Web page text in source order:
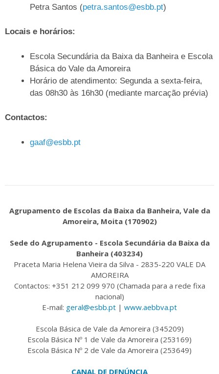
Petra Santos (petra.santos@esbb.pt)
Locais e horários:
Escola Secundária da Baixa da Banheira e Escola
Básica do Vale da Amoreira
Horário de atendimento: Segunda a sexta-feira,
das 08h30 às 16h30 (mediante marcação prévia)
Contactos:
gaaf@esbb.pt
Agrupamento de Escolas da Baixa da Banheira, Vale da
Amoreira, Moita (170902)
Sede do Agrupamento - Escola Secundária da Baixa da
Banheira (403234)
Praceta Maria Helena Vieira da Silva - 2835-220 VALE DA
AMOREIRA
Contactos: +351 212 099 970 (Chamada para a rede fixa
nacional)
E-mail: geral@esbb.pt | www.aebbva.pt
Escola Básica de Vale da Amoreira (345209)
Escola Básica Nº 1 de Vale da Amoreira (253169)
Escola Básica Nº 2 de Vale da Amoreira (253649)
CANAL DE DENÚNCIA